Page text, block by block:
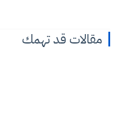
مقالات قد تهمك